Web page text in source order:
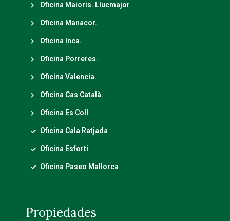
Oficina Maioris. Llucmajor
Oficina Manacor.
Oficina Inca.
Oficina Porreres.
Oficina Valencia.
Oficina Cas Català.
Oficina Es Coll
Oficina Cala Ratjada
Oficina Esforti
Oficina Paseo Mallorca
Propiedades